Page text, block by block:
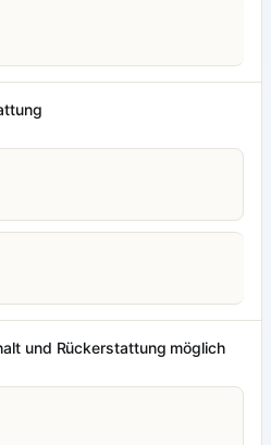
und Rückerstattung möglich